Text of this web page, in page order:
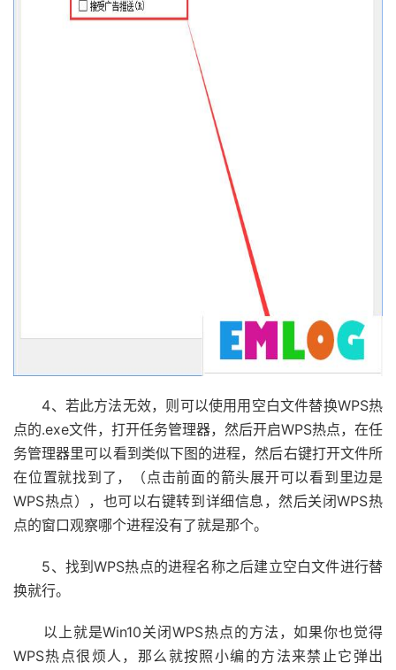
4、若此方法无效，则可以使用用空白文件替换WPS热
点的.exe文件，打开任务管理器，然后开启WPS热点，在任
务管理器里可以看到类似下图的进程，然后右键打开文件所
在位置就找到了，（点击前面的箭头展开可以看到里边是
WPS热点），也可以右键转到详细信息，然后关闭WPS热
点的窗口观察哪个进程没有了就是那个。
5、找到WPS热点的进程名称之后建立空白文件进行替
换就行。
以上就是Win10关闭WPS热点的方法，如果你也觉得
WPS热点很烦人，那么就按照小编的方法来禁止它弹出